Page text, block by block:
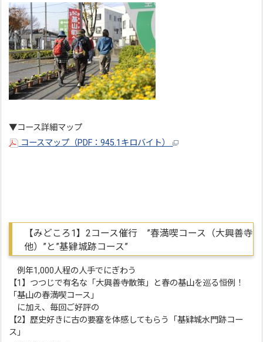
▼コース詳細マップ
コースマップ（PDF：945.1キロバイト）
【みどころ1】2コース催行 ”春満喫コース（大興善寺
他）”と”基肄城跡コース”
例年1,000人程の人手でにぎわう
【1】つつじで有名な「大興善寺散策」と春の基山を巡る恒例！
「基山の春満喫コース」
に加え、毎回ご好評の
【2】歴史好きに古の要塞を体感してもらう「基肄城水門跡コー
ス」